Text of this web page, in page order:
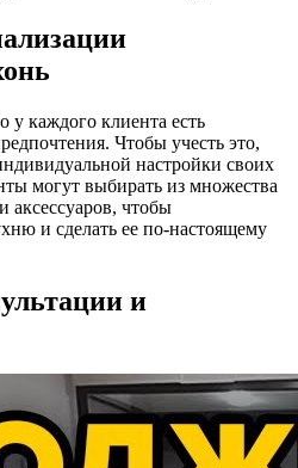
у каждого клиента есть
Чтобы учесть это,
настройки своих
могут выбирать из множества
аксессуаров, чтобы
и сделать ее по-настоящему
и